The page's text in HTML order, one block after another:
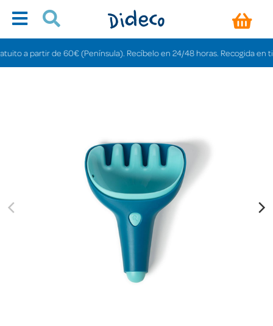
a partir de 60€ (Península). Recíbelo en 24/48 horas. Recogida en